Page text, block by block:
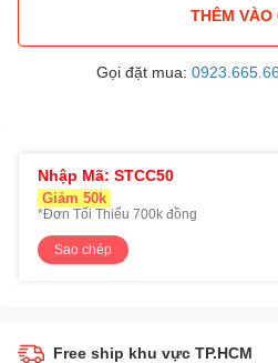
THÊM VÀO
Gọi đặt mua:
Nhập Mã: STCC50
Giảm 50k
*Đơn Tối Thiểu 700k đồng
Sao chép
Free ship khu vực TP.HCM